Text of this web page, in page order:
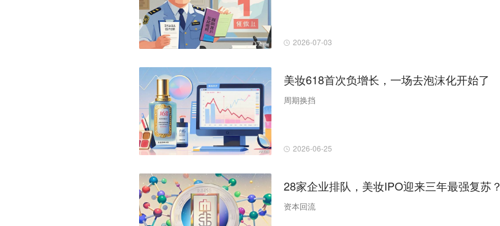
2026-07-03
美妆618首次负增长，一场去泡沫化开始了
周期换挡
2026-06-25
28家企业排队，美妆IPO迎来三年最强复苏？
资本回流